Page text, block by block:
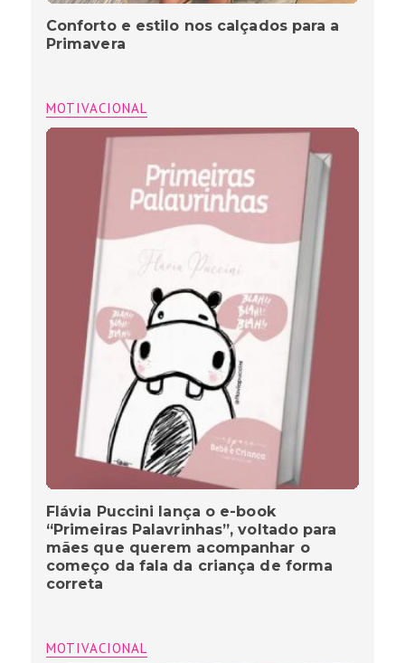
Conforto e estilo nos calçados para a
Primavera
MOTIVACIONAL
Flávia Puccini lança o e-book
“Primeiras Palavrinhas”, voltado para
mães que querem acompanhar o
começo da fala da criança de forma
correta
MOTIVACIONAL